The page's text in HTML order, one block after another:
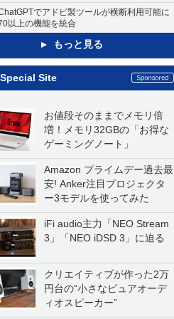
でアドビ製ツールが横断利用可能に
以上の機能を統合
もっと見る
Special Site
お値段そのままでメモリ倍
増！メモリ32GBの「お得な
ゲーミングノート」
Amazon プライムデー過去最
安! Anker注目プロジェクタ
ー3モデルを使ってみた
iFi audio主力「NEO Stream
3」「NEO iDSD 3」に迫る
クリエイティブが作った2万
円台の“小さなピュアオーデ
ィオスピーカー”